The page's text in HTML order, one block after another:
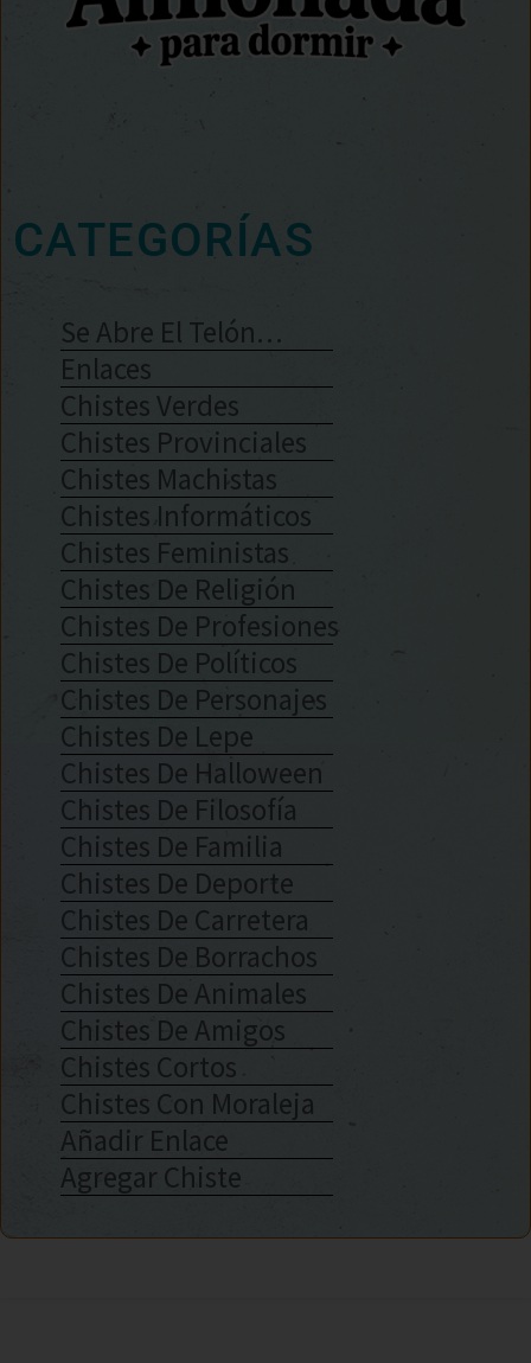
CATEGORÍAS
Se Abre El Telón…
Enlaces
Chistes Verdes
Chistes Provinciales
Chistes Machistas
Chistes Informáticos
Chistes Feministas
Chistes De Religión
Chistes De Profesiones
Chistes De Políticos
Chistes De Personajes
Chistes De Lepe
Chistes De Halloween
Chistes De Filosofía
Chistes De Familia
Chistes De Deporte
Chistes De Carretera
Chistes De Borrachos
Chistes De Animales
Chistes De Amigos
Chistes Cortos
Chistes Con Moraleja
Añadir Enlace
Agregar Chiste